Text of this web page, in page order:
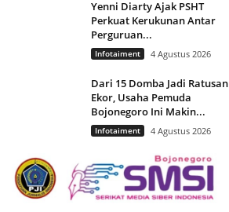
Yenni Diarty Ajak PSHT
Perkuat Kerukunan Antar
Perguruan...
Infotaiment 4 Agustus 2026
Dari 15 Domba Jadi Ratusan
Ekor, Usaha Pemuda
Bojonegoro Ini Makin...
Infotaiment 4 Agustus 2026